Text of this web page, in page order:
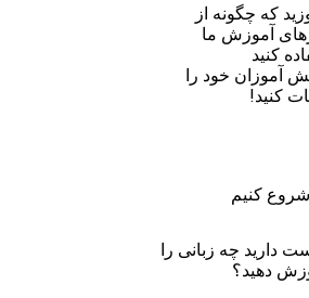
که چگونه از
آموزش ما
کنید
آموزان خود را
کنید!
شروع کنیم
دارید چه زبانی را
دهید؟